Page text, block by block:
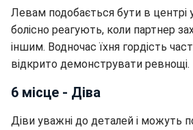
Левам подобається бути в центрі
болісно реагують, коли партнер
іншим. Водночас їхня гордість
відкрито демонструвати ревнощі.
6 місце - Діва
Діви уважні до деталей і можуть